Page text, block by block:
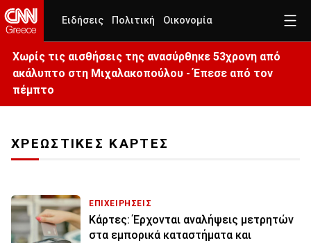
Ειδήσεις Πολιτική Οικονομία
Χωρίς τις αισθήσεις της ανασύρθηκε 53χρονη από
ακάλυπτο στη Μιχαλακοπούλου - Έπεσε από τον
πέμπτο
ΧΡΕΩΣΤΙΚΕΣ ΚΑΡΤΕΣ
ΕΠΙΧΕΙΡΗΣΕΙΣ
Κάρτες: Έρχονται αναλήψεις μετρητών
στα εμπορικά καταστήματα και